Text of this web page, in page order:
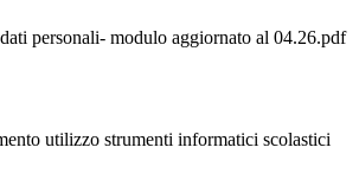
personali- modulo aggiornato al 04.26.pdf
utilizzo strumenti informatici scolastici